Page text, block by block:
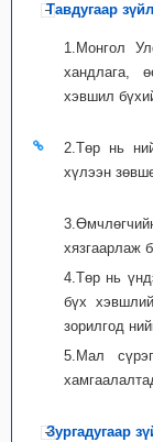
Тавдугаар
1.Монгол
хандлага,
хэвшил
2.Төр нь
хүлээн
хязгаарлаж
4.Төр нь
бүх
зорилгод
5.Мал
Зургадугаар